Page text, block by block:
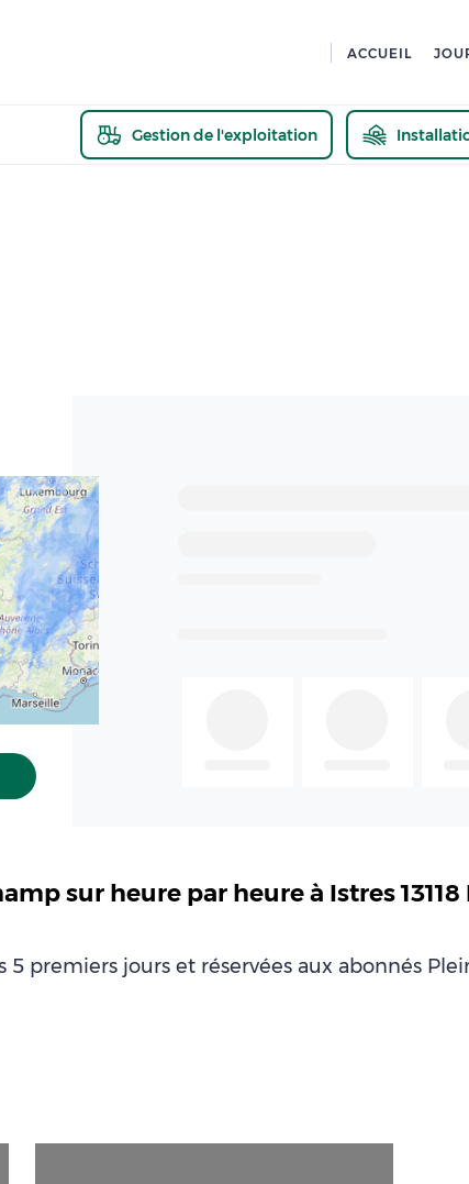
ACCUEIL
Gestion de l'exploitation
sur heure par heure à Istres
5 premiers jours et réservées aux abonnés